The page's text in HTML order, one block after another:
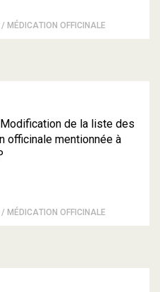
MÉDICATION OFFICINALE
de la liste des
officinale mentionnée à
MÉDICATION OFFICINALE